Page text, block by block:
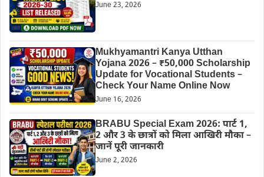
June 23, 2026
Mukhyamantri Kanya Utthan
Yojana 2026 – ₹50,000 Scholarship
Update for Vocational Students –
Check Your Name Online Now
June 16, 2026
BRABU Special Exam 2026: पार्ट 1,
2 और 3 के छात्रों को मिला आखिरी मौका –
जानें पूरी जानकारी
June 2, 2026